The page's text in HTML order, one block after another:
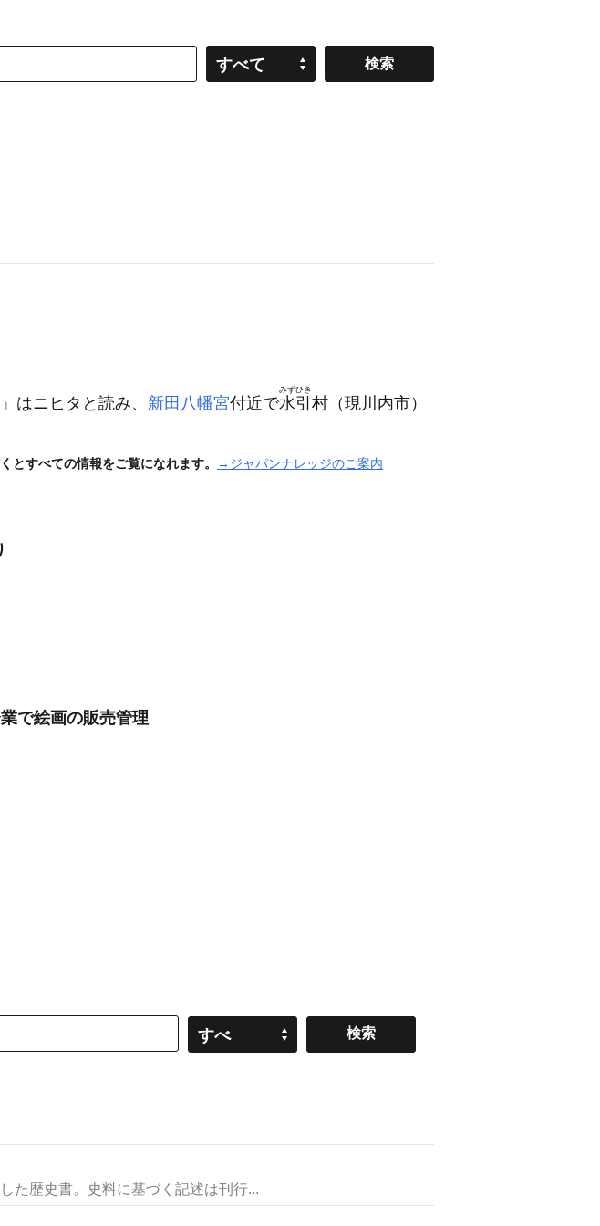
すべて
」はニヒタと読み、 新田八幡宮付近で水引
みずひき
村 （現川内市）
とすべての情報をご覧になれます。 →ジャパンナレッジのご案内
で絵画の販売管理
すべ
た歴史書。史料に基づく記述は刊行...